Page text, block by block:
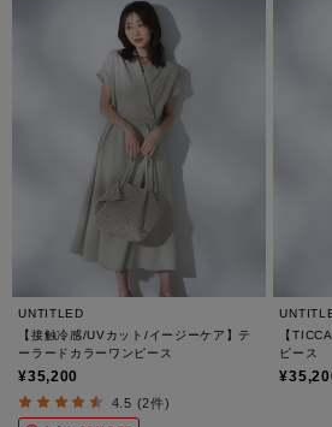
UNTITLED
【接触冷感/UVカット/イージーケア】テ
ーラードカラーワンピース
¥35,200
4.5 (2件)
【
ピース